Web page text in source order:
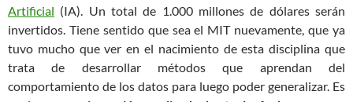
Artificial (IA). Un total de 1.000 millones de dólares serán
invertidos. Tiene sentido que sea el MIT nuevamente, que ya
tuvo mucho que ver en el nacimiento de esta disciplina que
trata de desarrollar métodos que aprendan del
comportamiento de los datos para luego poder generalizar. Es